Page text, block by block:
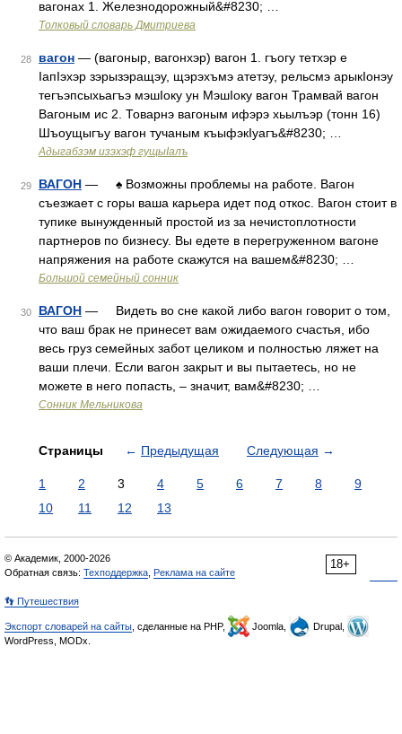
вагонах 1. Железнодорожный&#8230; …
Толковый словарь Дмитриева
28 вагон — (вагоныр, вагонхэр) вагон 1. гъогу тетхэр е
IапIэхэр зэрызэращэу, щэрэхъмэ атетэу, рельсмэ арыкIонэу
тегъэпсыхьагъэ мэшIоку ун МэшIоку вагон Трамвай вагон
Вагоным ис 2. Товарнэ вагоным ифэрэ хьылъэр (тонн 16)
Шъоущыгъу вагон тучаным къыфэкIуагъ&#8230; …
Адыгабзэм изэхэф гущыIалъ
29 ВАГОН — ♠ Возможны проблемы на работе. Вагон
съезжает с горы ваша карьера идет под откос. Вагон стоит в
тупике вынужденный простой из за нечистоплотности
партнеров по бизнесу. Вы едете в перегруженном вагоне
напряжения на работе скажутся на вашем&#8230; …
Большой семейный сонник
30 ВАГОН — Видеть во сне какой либо вагон говорит о том,
что ваш брак не принесет вам ожидаемого счастья, ибо
весь груз семейных забот целиком и полностью ляжет на
ваши плечи. Если вагон закрыт и вы пытаетесь, но не
можете в него попасть, – значит, вам&#8230; …
Сонник Мельникова
Страницы ← Предыдущая Следующая →
1 2 3 4 5 6 7 8
9
10
11 12 13
18+
© Академик, 2000-2026
Обратная связь: Техподдержка Реклама на сайте
👣 Путешествия
Экспорт словарей на сайты , сделанные на PHP, Joomla,
Drupal,
WordPress, MODx.